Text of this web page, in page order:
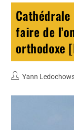
faire de
orthodoxe
Yann